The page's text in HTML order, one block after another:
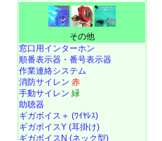
その他
窓口用インターホン
順番表示器・番号表示器
作業連絡システム
消防サイレン 赤
手動サイレン 緑
助聴器
ギガボイス＋ (ﾜｲﾔﾚｽ)
ギガボイスY (耳掛け)
ギガボイスN (ネック型)